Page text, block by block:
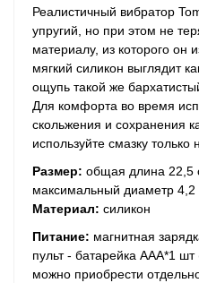
Реалистичный вибратор
упругий, но при этом не
материалу, из которого он
мягкий силикон выглядит
ощупь такой же
Для комфорта во время
скольжения и сохранения
используйте смазку только
Размер: общая длина 22,5
максимальный диаметр 4,2
Материал: силикон
Питание: магнитная
пульт - батарейка ААА*1 шт
можно приобрести